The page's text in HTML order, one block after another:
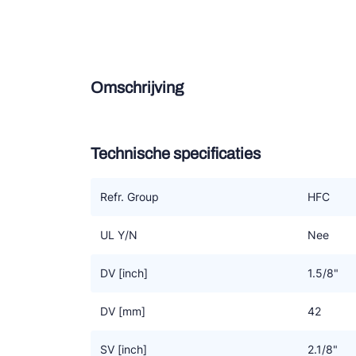
Omschrijving
Technische specificaties
Refr. Group HFC
UL Y/N Nee
DV [inch] 1.5/8"
DV [mm] 42
SV [inch] 2.1/8"